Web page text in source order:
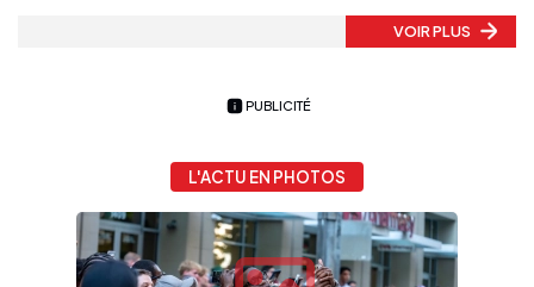
VOIR PLUS
PUBLICITÉ
L'ACTU EN PHOTOS